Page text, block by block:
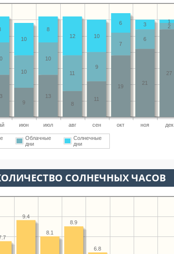
июн июл авг сен окт ноя дек
27
21
19
11
8
13
9
2
6
7
9
11
10
10
1
3
6
10
12
8
10
Облачные
дни
Солнечные
дни
СОЛНЕЧНЫХ ЧАСОВ
6.8
8.9
8.1
9.4